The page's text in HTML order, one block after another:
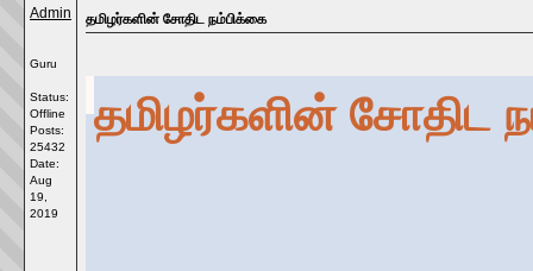
Admin
Guru
Status:
Offline
Posts:
25432
Date:
Aug
19,
2019
தமிழர்களின் சோதிட நம்பிக்கை
தமிழர்களின் சோதிட